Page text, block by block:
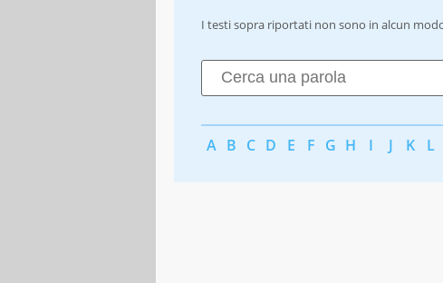
I testi sopra riportati non sono in alcun
A B C D E F G H I J K L